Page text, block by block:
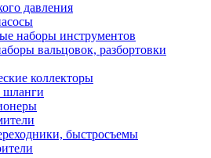
давления
наборы инструментов
вальцовок, разбортовки
коллекторы
шланги
быстросъемы